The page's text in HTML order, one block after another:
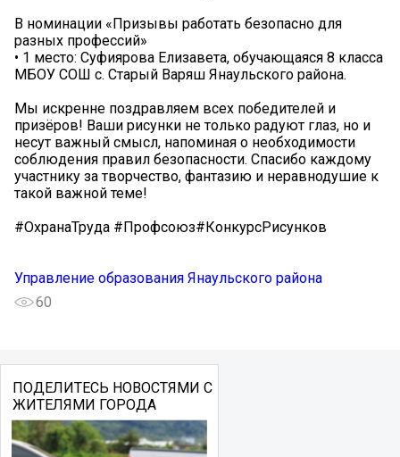
В номинации «Призывы работать безопасно для
разных профессий»
• 1 место: Суфиярова Елизавета, обучающаяся 8 класса
МБОУ СОШ с. Старый Варяш Янаульского района.
Мы искренне поздравляем всех победителей и
призёров! Ваши рисунки не только радуют глаз, но и
несут важный смысл, напоминая о необходимости
соблюдения правил безопасности. Спасибо каждому
участнику за творчество, фантазию и неравнодушие к
такой важной теме!
#ОхранаТруда #Профсоюз#КонкурсРисунков
Управление образования Янаульского района
60
ПОДЕЛИТЕСЬ НОВОСТЯМИ С
ЖИТЕЛЯМИ ГОРОДА